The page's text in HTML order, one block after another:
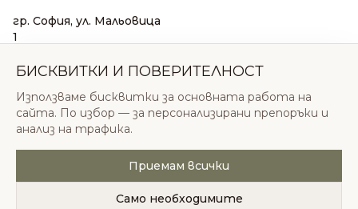
гр. София, ул. Мальовица
1
sales@odonatacosmetics.com
Нед: 11:00 – 18:00
© 2026 Одоната Козметикс ООД. Всички права
запазени.
Политика за поверителностОбщи условия
БИСКВИТКИ И ПОВЕРИТЕЛНОСТ
Използваме бисквитки за основната работа на
сайта. По избор — за персонализирани препоръки и
анализ на трафика.
Приемам всички
Само необходимите